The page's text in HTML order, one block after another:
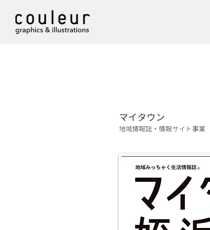
マイタウン
地域情報誌・情報サイト事